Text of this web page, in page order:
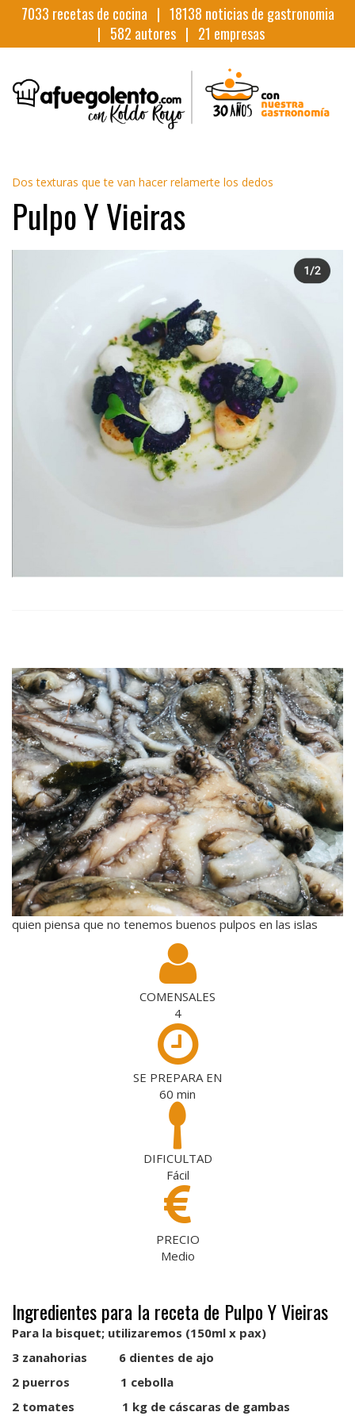
7033 recetas de cocina | 18138 noticias de gastronomia
| 582 autores | 21 empresas
Dos texturas que te van hacer relamerte los dedos
Pulpo Y Vieiras
quien piensa que no tenemos buenos pulpos en las islas
COMENSALES
4
SE PREPARA EN
60 min
DIFICULTAD
Fácil
PRECIO
Medio
Ingredientes para la receta de Pulpo Y Vieiras
Para la bisquet; utilizaremos (150ml x pax)
3 zanahorias 6 dientes de ajo
2 puerros 1 cebolla
2 tomates 1 kg de cáscaras de gambas